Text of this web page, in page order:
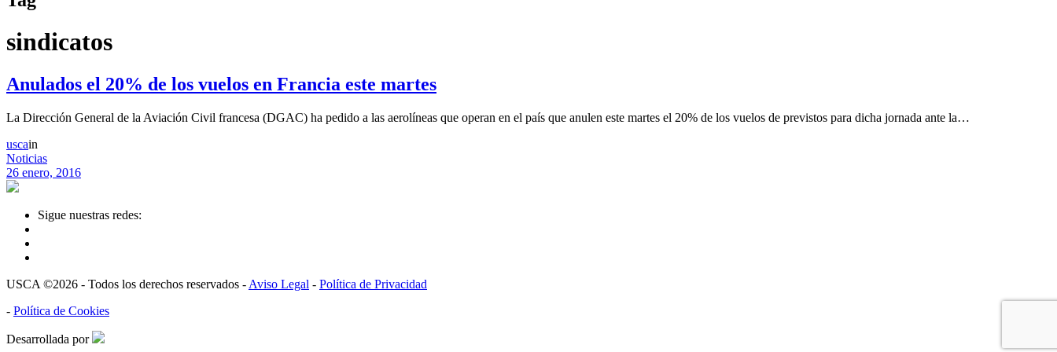
sindicatos
Anulados el 20% de los vuelos en Francia este martes
La Dirección General de la Aviación Civil francesa (DGAC) ha pedido a las aerolíneas que operan en el país que anulen este martes el 20% de los vuelos de previstos para dicha jornada ante la…
uscain
Noticias
26 enero, 2016
Sigue nuestras redes:
USCA ©2026 - Todos los derechos reservados - Aviso Legal - Política de Privacidad
- Política de Cookies
Desarrollada por